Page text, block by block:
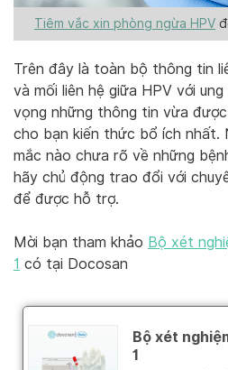
Tiêm vắc xin phòng ngừa HPV
Trên đây là toàn bộ thông tin
và mối liên hệ giữa HPV với
vọng những thông tin vừa
cho bạn kiến thức bổ ích nhất.
mắc nào chưa rõ về những
hãy chủ động trao đổi với
để được hỗ trợ.
Mời bạn tham khảo Bộ xét
1 có tại Docosan